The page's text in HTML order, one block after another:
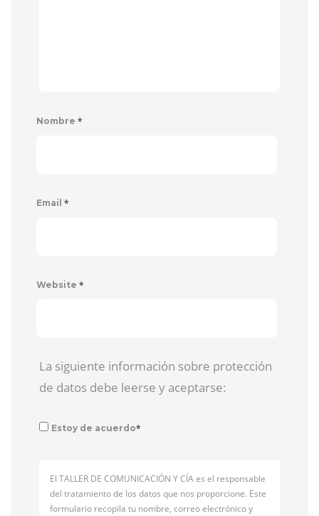
Nombre *
Email *
Website *
La siguiente información sobre protección
de datos debe leerse y aceptarse:
Estoy de acuerdo*
El TALLER DE COMUNICACIÓN Y CÍA es el responsable
del tratamiento de los datos que nos proporcione. Este
formulario recopila tu nombre, correo electrónico y